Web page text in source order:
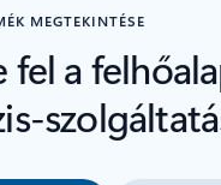
MEGTEKINTÉSE
fel a